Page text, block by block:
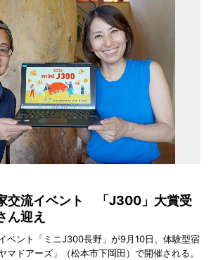
交流イベント 「J300」大賞受
ん迎え
ベント「ミニJ300長野」が9月10日、体験型宿
マドアーズ」（松本市下岡田）で開催される。